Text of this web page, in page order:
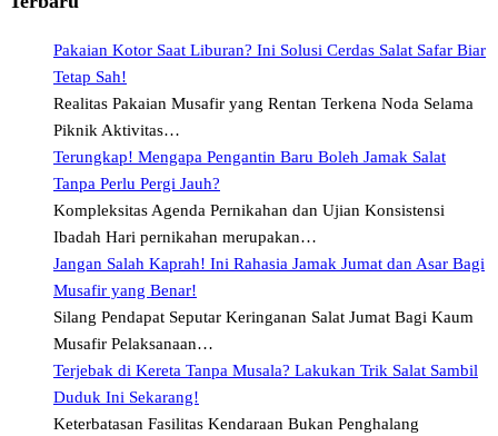
Pakaian Kotor Saat Liburan? Ini Solusi Cerdas Salat Safar Biar
Tetap Sah!
Realitas Pakaian Musafir yang Rentan Terkena Noda Selama
Piknik Aktivitas…
Terungkap! Mengapa Pengantin Baru Boleh Jamak Salat
Tanpa Perlu Pergi Jauh?
Kompleksitas Agenda Pernikahan dan Ujian Konsistensi
Ibadah Hari pernikahan merupakan…
Jangan Salah Kaprah! Ini Rahasia Jamak Jumat dan Asar Bagi
Musafir yang Benar!
Silang Pendapat Seputar Keringanan Salat Jumat Bagi Kaum
Musafir Pelaksanaan…
Terjebak di Kereta Tanpa Musala? Lakukan Trik Salat Sambil
Duduk Ini Sekarang!
Keterbatasan Fasilitas Kendaraan Bukan Penghalang